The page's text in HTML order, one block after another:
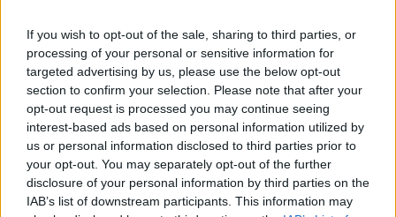
If you wish to opt-out of the sale, sharing to third parties, or
processing of your personal or sensitive information for
targeted advertising by us, please use the below opt-out
section to confirm your selection. Please note that after your
opt-out request is processed you may continue seeing
interest-based ads based on personal information utilized by
us or personal information disclosed to third parties prior to
your opt-out. You may separately opt-out of the further
disclosure of your personal information by third parties on the
IAB’s list of downstream participants. This information may